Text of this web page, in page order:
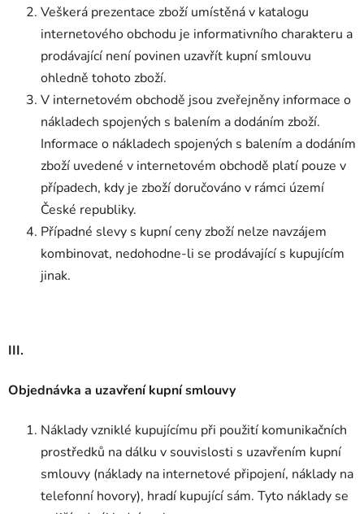
Veškerá prezentace zboží umístěná v katalogu
internetového obchodu je informativního charakteru a
prodávající není povinen uzavřít kupní smlouvu
ohledně tohoto zboží.
V internetovém obchodě jsou zveřejněny informace o
nákladech spojených s balením a dodáním zboží.
Informace o nákladech spojených s balením a dodáním
zboží uvedené v internetovém obchodě platí pouze v
případech, kdy je zboží doručováno v rámci území
České republiky.
Případné slevy s kupní ceny zboží nelze navzájem
kombinovat, nedohodne-li se prodávající s kupujícím
jinak.
III.
Objednávka a uzavření kupní smlouvy
Náklady vzniklé kupujícímu při použití komunikačních
prostředků na dálku v souvislosti s uzavřením kupní
smlouvy (náklady na internetové připojení, náklady na
telefonní hovory), hradí kupující sám. Tyto náklady se